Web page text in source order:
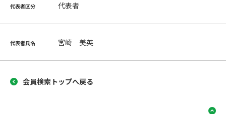
代表者区分 代表者
代表者氏名 宮崎 美英
会員検索トップへ戻る